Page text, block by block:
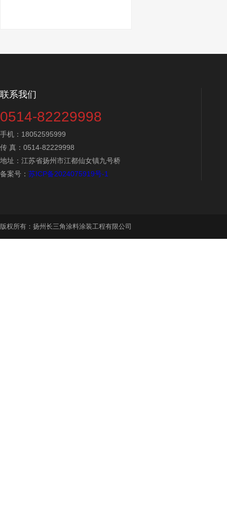
联系我们
0514-82229998
手机：18052595999
传 真：0514-82229998
地址：江苏省扬州市江都仙女镇九号桥
备案号： 苏ICP备2024075919号-1
版权所有：扬州长三角涂料涂装工程有限公司